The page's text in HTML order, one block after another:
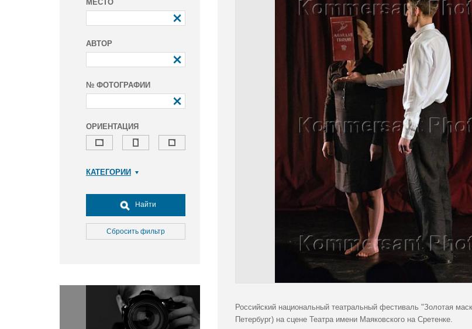
МЕСТО
АВТОР
№ ФОТОГРАФИИ
ОРИЕНТАЦИЯ
КАТЕГОРИИ
Досуг, туризм и отдых
Культура
Медицина
Окружающая среда
Политика
Правосудие
Найти
Сбросить фильтр
Российский национальный театральный фестиваль "Золотая
Петербург) на сцене Театра имени Маяковского на Сретенке.